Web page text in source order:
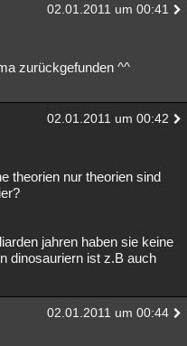
02.01.2011 um 00:41
zurückgefunden ^^
02.01.2011 um 00:42
theorien nur theorien sind
jahren haben sie keine
dinosauriern ist z.B auch
02.01.2011 um 00:44